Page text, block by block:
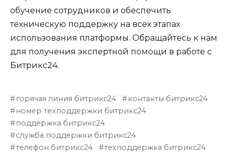
обучение сотрудников и обеспечить
техническую поддержку на всех этапах
использования платформы. Обращайтесь к нам
для получения экспертной помощи в работе с
Битрикс24.
горячая линия битрикс24
контакты битрикс24
номер техподдержки битрикс24
поддержка битрикс24
служба поддержки битрикс24
телефон битрикс24
техподдержка битрикс24